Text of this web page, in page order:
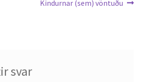
Next
Kindurnar (sem) vöntuðu
svar